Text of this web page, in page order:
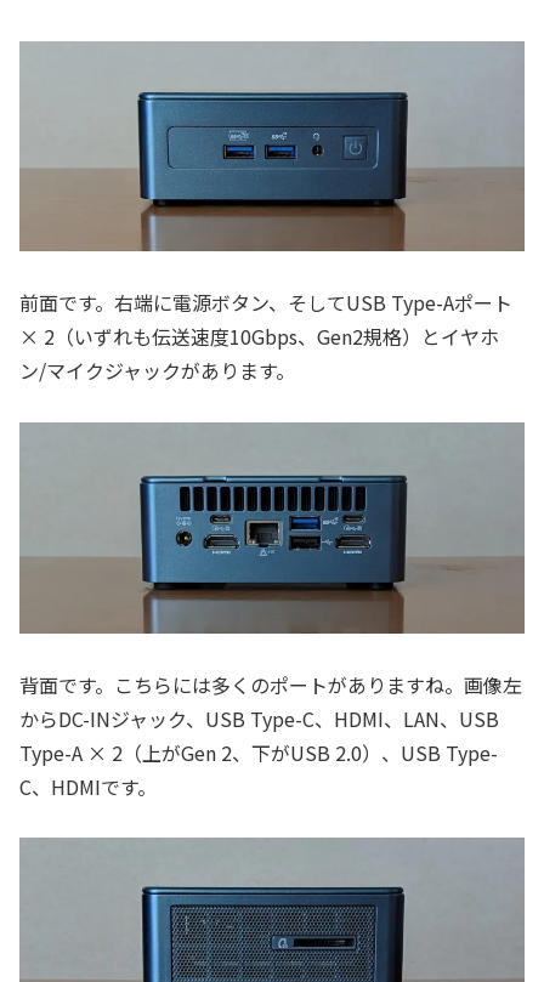
前面です。右端に電源ボタン、そしてUSB Type-Aポート
× 2（いずれも伝送速度10Gbps、Gen2規格）とイヤホ
ン/マイクジャックがあります。
背面です。こちらには多くのポートがありますね。画像左
からDC-INジャック、USB Type-C、HDMI、LAN、USB
Type-A × 2（上がGen 2、下がUSB 2.0）、USB Type-
C、HDMIです。